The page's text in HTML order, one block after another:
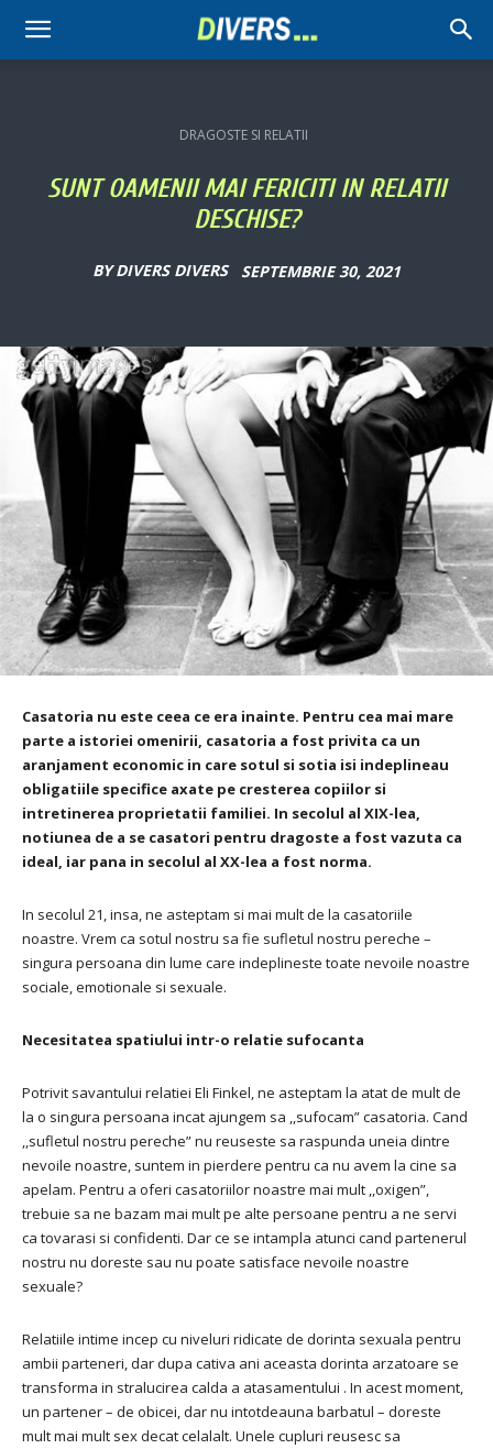
Divers
DRAGOSTE SI RELATII
SUNT OAMENII MAI FERICITI IN RELATII
DESCHISE?
BY DIVERS DIVERS SEPTEMBRIE 30, 2021
Casatoria nu este ceea ce era inainte. Pentru cea mai mare
parte a istoriei omenirii, casatoria a fost privita ca un
aranjament economic in care sotul si sotia isi indeplineau
obligatiile specifice axate pe cresterea copiilor si
intretinerea proprietatii familiei. In secolul al XIX-lea,
notiunea de a se casatori pentru dragoste a fost vazuta ca
ideal, iar pana in secolul al XX-lea a fost norma.
In secolul 21, insa, ne asteptam si mai mult de la casatoriile
noastre. Vrem ca sotul nostru sa fie sufletul nostru pereche –
singura persoana din lume care indeplineste toate nevoile noastre
sociale, emotionale si sexuale.
Necesitatea spatiului intr-o relatie sufocanta
Potrivit savantului relatiei Eli Finkel, ne asteptam la atat de mult de
la o singura persoana incat ajungem sa ,,sufocam” casatoria. Cand
,,sufletul nostru pereche” nu reuseste sa raspunda uneia dintre
nevoile noastre, suntem in pierdere pentru ca nu avem la cine sa
apelam. Pentru a oferi casatoriilor noastre mai mult ,,oxigen”,
trebuie sa ne bazam mai mult pe alte persoane pentru a ne servi
ca tovarasi si confidenti. Dar ce se intampla atunci cand partenerul
nostru nu doreste sau nu poate satisface nevoile noastre
sexuale?
Relatiile intime incep cu niveluri ridicate de dorinta sexuala pentru
ambii parteneri, dar dupa cativa ani aceasta dorinta arzatoare se
transforma in stralucirea calda a atasamentului . In acest moment,
un partener – de obicei, dar nu intotdeauna barbatul – doreste
mult mai mult sex decat celalalt. Unele cupluri reusesc sa